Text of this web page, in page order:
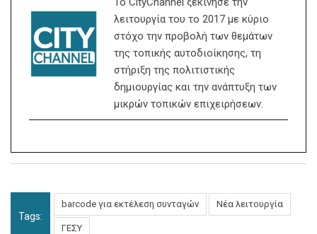
λειτουργία του το 2017 με κύριο
στόχο την προβολή των θεμάτων
της τοπικής αυτοδιοίκησης, τη
στήριξη της πολιτιστικής
δημιουργίας και την ανάπτυξη των
μικρών τοπικών επιχειρήσεων.
Tags:
barcode για εκτέλεση συνταγών Nέα λειτουργία
ΓΕΣΥ